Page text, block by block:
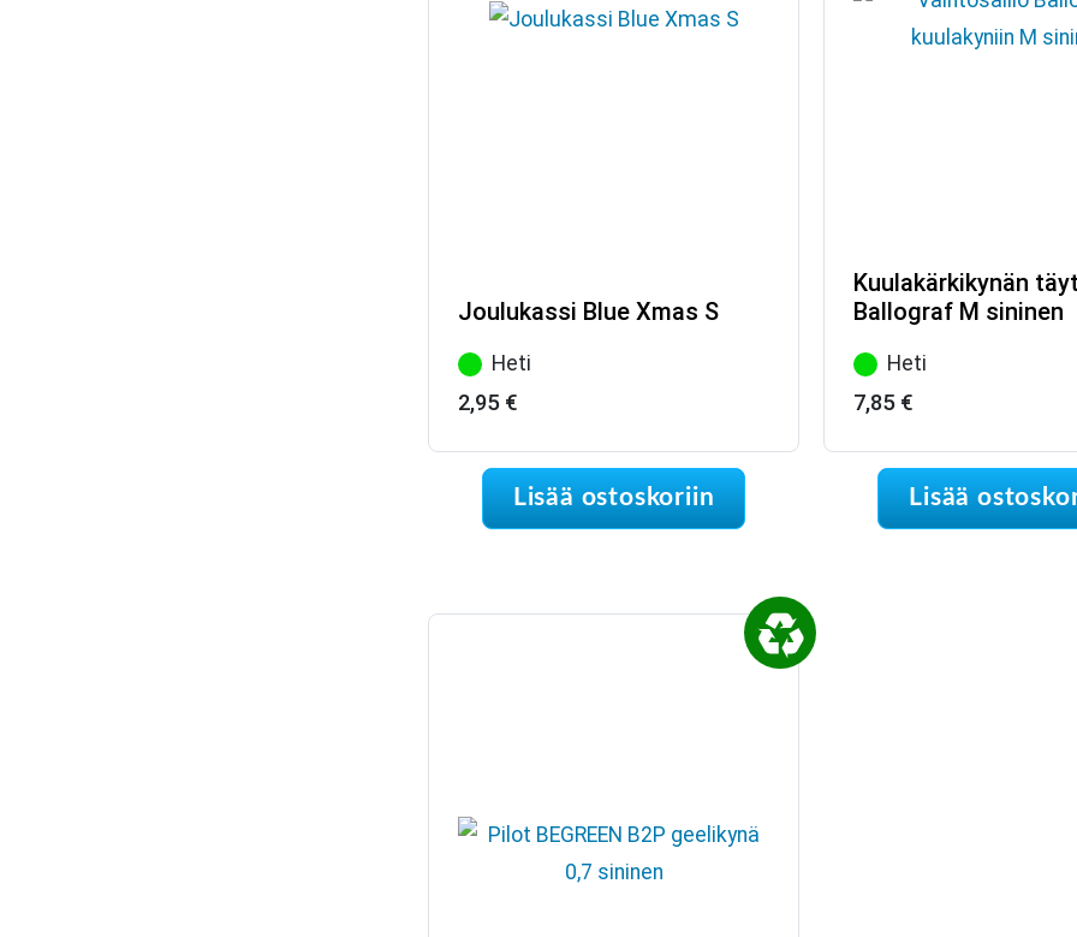
Joulukassi Blue Xmas S
Heti
2,95 €
Lisää ostoskoriin
Kuulakärkikynän
Ballograf M sininen
Heti
7,85 €
Lisää